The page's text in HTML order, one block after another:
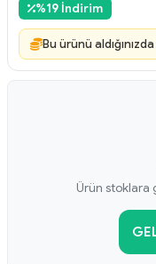
%19 İndirim
Bu ürünü aldığınızda
Ürün stoklara